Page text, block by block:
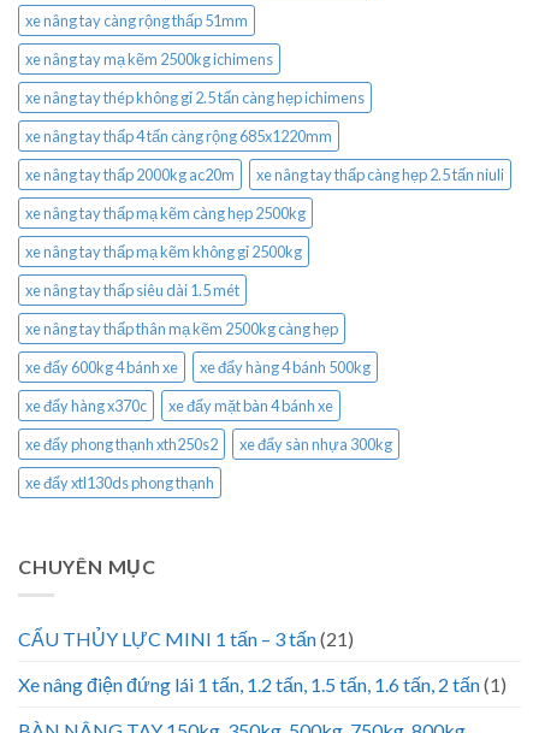
xe nâng tay càng rộng thấp 51mm
xe nâng tay mạ kẽm 2500kg ichimens
xe nâng tay thép không gỉ 2.5 tấn càng hẹp ichimens
xe nâng tay thấp 4 tấn càng rộng 685x1220mm
xe nâng tay thấp 2000kg ac20m
xe nâng tay thấp càng hẹp 2.5 tấn niuli
xe nâng tay thấp mạ kẽm càng hẹp 2500kg
xe nâng tay thấp mạ kẽm không gỉ 2500kg
xe nâng tay thấp siêu dài 1.5 mét
xe nâng tay thấp thân mạ kẽm 2500kg càng hẹp
xe đẩy 600kg 4 bánh xe
xe đẩy hàng 4 bánh 500kg
xe đẩy hàng x370c
xe đẩy mặt bàn 4 bánh xe
xe đẩy phong thạnh xth250s2
xe đẩy sàn nhựa 300kg
xe đẩy xtl130ds phong thạnh
CHUYÊN MỤC
CẨU THỦY LỰC MINI 1 tấn – 3 tấn(21)
Xe nâng điện đứng lái 1 tấn, 1.2 tấn, 1.5 tấn, 1.6 tấn, 2 tấn(1)